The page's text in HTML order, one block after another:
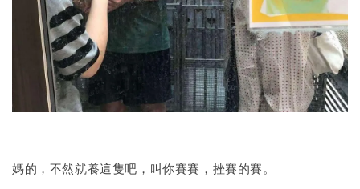
媽的，不然就養這隻吧，叫你賽賽，挫賽的賽。